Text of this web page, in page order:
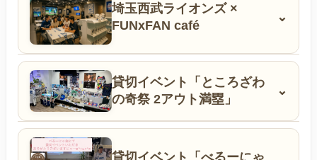
埼玉西武ライオンズ ×
FUNxFAN café
⌄
貸切イベント「ところざわ
の奇祭 2アウト満塁」
⌄